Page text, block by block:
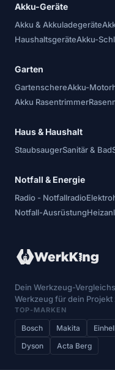
Akku-Geräte
Akku & Akkuladegeräte
HaushaltsgeräteAkku-
Garten
GartenschereAkku-
Akku Rasentrimmer
Haus & Haushalt
StaubsaugerSanitär & Bad
Notfall & Energie
Radio - Notfallradio
Notfall-Ausrüstung
Dein Werkzeug-
Werkzeug für dein Projekt
TOP-MARKEN
Bosch Makita Einhell
Dyson
Acta Berg